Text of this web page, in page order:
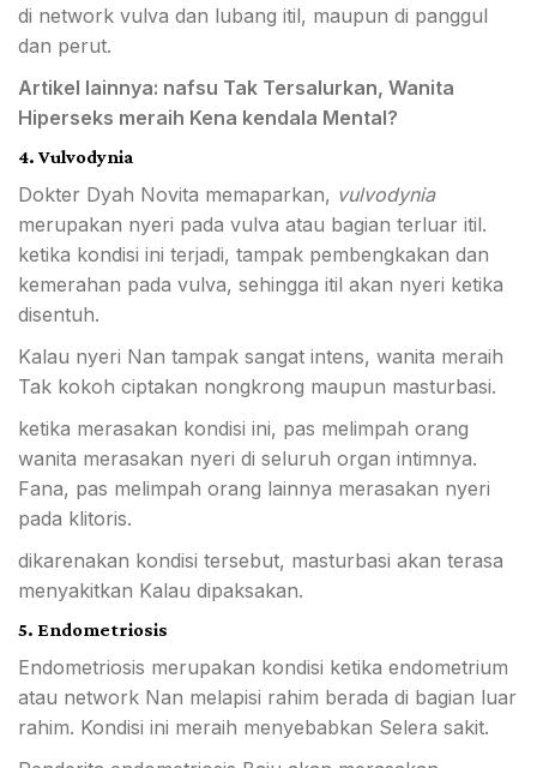
di network vulva dan lubang itil, maupun di panggul
dan perut.
Artikel lainnya: nafsu Tak Tersalurkan, Wanita
Hiperseks meraih Kena kendala Mental?
4. Vulvodynia
Dokter Dyah Novita memaparkan, vulvodynia
merupakan nyeri pada vulva atau bagian terluar itil.
ketika kondisi ini terjadi, tampak pembengkakan dan
kemerahan pada vulva, sehingga itil akan nyeri ketika
disentuh.
Kalau nyeri Nan tampak sangat intens, wanita meraih
Tak kokoh ciptakan nongkrong maupun masturbasi.
ketika merasakan kondisi ini, pas melimpah orang
wanita merasakan nyeri di seluruh organ intimnya.
Fana, pas melimpah orang lainnya merasakan nyeri
pada klitoris.
dikarenakan kondisi tersebut, masturbasi akan terasa
menyakitkan Kalau dipaksakan.
5. Endometriosis
Endometriosis merupakan kondisi ketika endometrium
atau network Nan melapisi rahim berada di bagian luar
rahim. Kondisi ini meraih menyebabkan Selera sakit.